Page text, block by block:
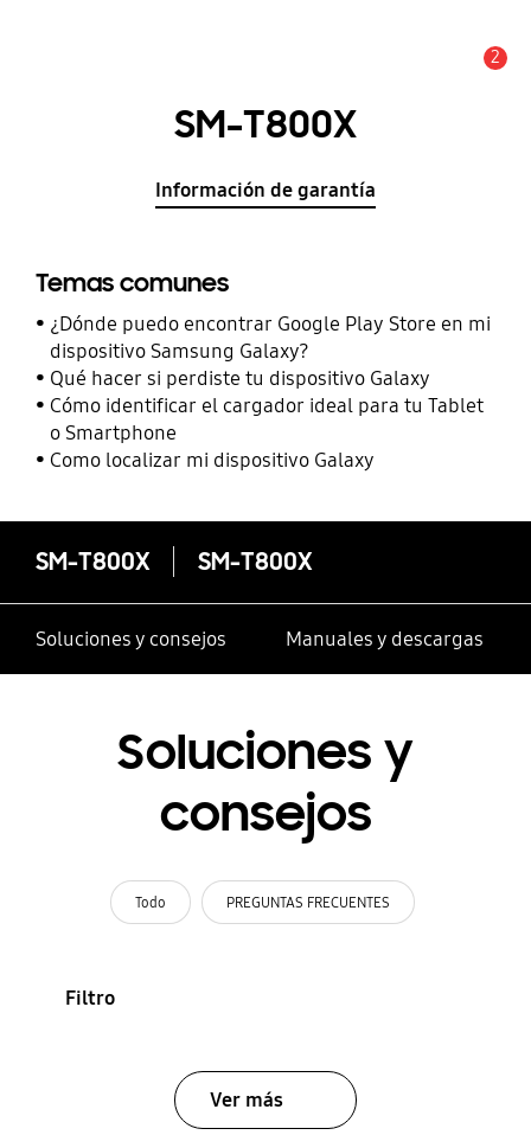
2
SM-T800X
Información de garantía
Temas comunes
¿Dónde puedo encontrar Google Play Store en mi
dispositivo Samsung Galaxy?
Qué hacer si perdiste tu dispositivo Galaxy
Cómo identificar el cargador ideal para tu Tablet
o Smartphone
Como localizar mi dispositivo Galaxy
SM-T800X SM-T800X
Soluciones y consejos Manuales y descargas
Soluciones y
consejos
Todo PREGUNTAS FRECUENTES
Filtro
Ver más